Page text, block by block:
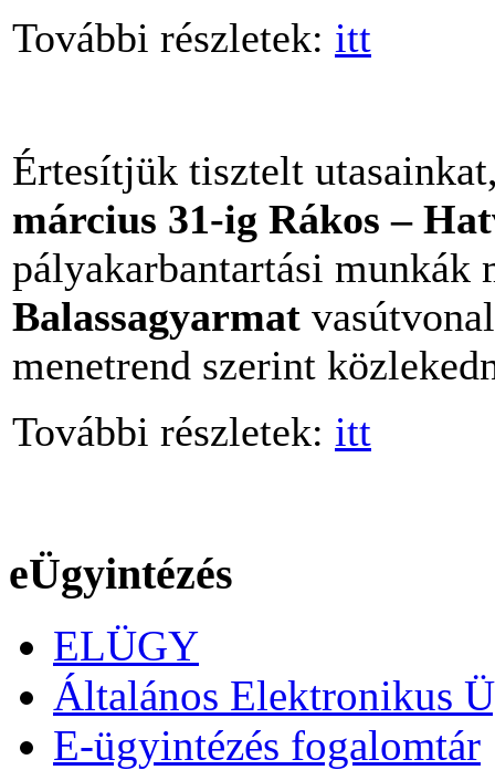
További részletek: itt
Értesítjük tisztelt
március 31-ig Rákos –
pályakarbantartási munkák
Balassagyarmat
menetrend szerint
További részletek: itt
eÜgyintézés
ELÜGY
Általános Elektronikus
E-ügyintézés fogalomtár